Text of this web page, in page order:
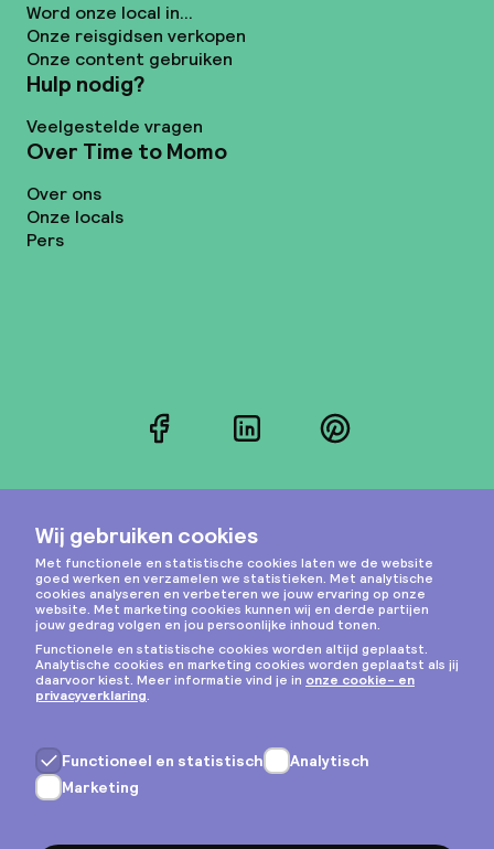
Word onze local in...
Onze reisgidsen verkopen
Onze content gebruiken
Hulp nodig?
Veelgestelde vragen
Over Time to Momo
Over ons
Onze locals
Pers
FacebookLinkedInPinterest
Instagram
Privacy & cookies
Algemene voorwaarden